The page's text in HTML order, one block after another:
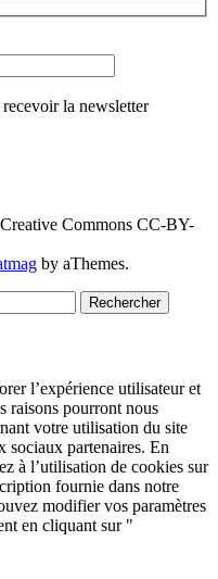
recevoir la newsletter
Commons CC-BY-
by aThemes.
l’expérience utilisateur et
raisons pourront nous
votre utilisation du site
sociaux partenaires. En
à l’utilisation de cookies sur
fournie dans notre
modifier vos paramètres
en cliquant sur "